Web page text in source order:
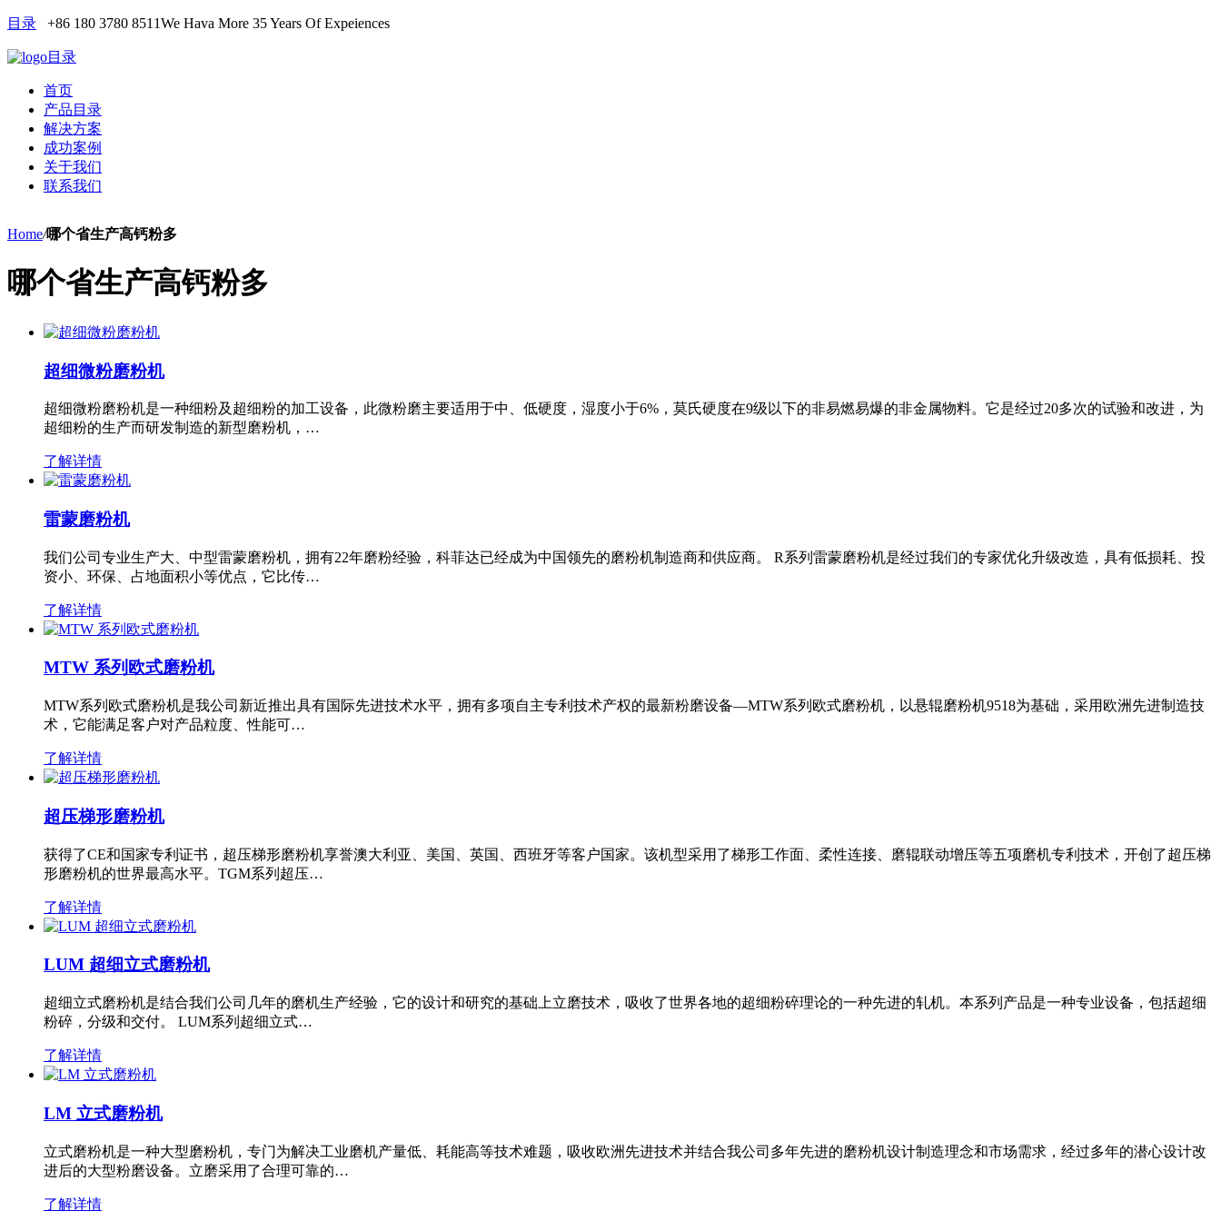
目录 +86 180 3780 8511We Hava More 35 Years Of Expeiences
目录
首页
产品目录
解决方案
成功案例
关于我们
联系我们
Home/哪个省生产高钙粉多
哪个省生产高钙粉多
超细微粉磨粉机
超细微粉磨粉机是一种细粉及超细粉的加工设备，此微粉磨主要适用于中、低硬度，湿度小于6%，莫氏硬度在9级以下的非易燃易爆的非金属物料。它是经过20多次的试验和改进，为
超细粉的生产而研发制造的新型磨粉机，…
了解详情
雷蒙磨粉机
我们公司专业生产大、中型雷蒙磨粉机，拥有22年磨粉经验，科菲达已经成为中国领先的磨粉机制造商和供应商。 R系列雷蒙磨粉机是经过我们的专家优化升级改造，具有低损耗、投
资小、环保、占地面积小等优点，它比传…
了解详情
MTW 系列欧式磨粉机
MTW系列欧式磨粉机是我公司新近推出具有国际先进技术水平，拥有多项自主专利技术产权的最新粉磨设备—MTW系列欧式磨粉机，以悬辊磨粉机9518为基础，采用欧洲先进制造技
术，它能满足客户对产品粒度、性能可…
了解详情
超压梯形磨粉机
获得了CE和国家专利证书，超压梯形磨粉机享誉澳大利亚、美国、英国、西班牙等客户国家。该机型采用了梯形工作面、柔性连接、磨辊联动增压等五项磨机专利技术，开创了超压梯
形磨粉机的世界最高水平。TGM系列超压…
了解详情
LUM 超细立式磨粉机
超细立式磨粉机是结合我们公司几年的磨机生产经验，它的设计和研究的基础上立磨技术，吸收了世界各地的超细粉碎理论的一种先进的轧机。本系列产品是一种专业设备，包括超细
粉碎，分级和交付。 LUM系列超细立式…
了解详情
LM 立式磨粉机
立式磨粉机是一种大型磨粉机，专门为解决工业磨机产量低、耗能高等技术难题，吸收欧洲先进技术并结合我公司多年先进的磨粉机设计制造理念和市场需求，经过多年的潜心设计改
进后的大型粉磨设备。立磨采用了合理可靠的…
了解详情